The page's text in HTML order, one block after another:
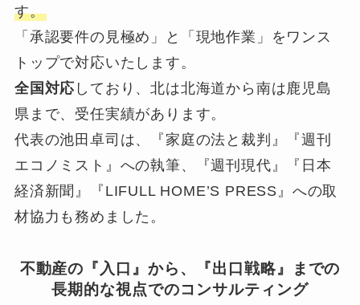
す。
「承認要件の見極め」と「現地作業」をワンス
トップで対応いたします。
全国対応 しており、北は北海道から南は鹿児島
県まで、受任実績があります。
代表の池田卓司は、『家庭の法と裁判』『週刊
エコノミスト』への執筆、『週刊現代』『日本
経済新聞』『LIFULL HOME’S PRESS』への取
材協力も務めました。
不動産の『入口』から、『出口戦略』までの
長期的な視点でのコンサルティング